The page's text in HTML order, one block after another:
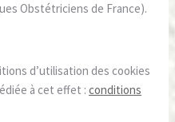
Obstétriciens de France).
d’utilisation des cookies
à cet effet : conditions